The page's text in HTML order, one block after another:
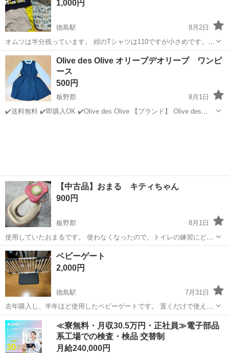
1,000円
徳島駅
8月2日
オムツは半分残っています。 紺のTシャツは110ですが小さめです。
トミカTシャツ100 レギンス95
徳島 徳島市 ベビー用品
Olive des Olive オリーブデオリーブ ワンピ
ース
500円
板野郡
8月1日
✔️送料無料 ✔️即購入OK ✔️Olive des Olive 【ブランド】 Olive des
【中古品】おまる キティちゃん
900円
板野郡
8月1日
使用していたおまるです。 使わなくなったので、トイレの練習にどう
ぞ。 拭いていますが、取れない小さい汚れなどあることをご理解くだ
さる方、よろしくお願いします。 トイレトレーニング
徳島 板野郡 ベビー用品
ベビーゲート
2,000円
徳島駅
7月31日
去年購入し、半年ほど使用したベビーゲートです。 置くだけで使える
ので、パッと場所を変えたり、便利でした。 一つ欠点が、少しグラグ
ラします。 レビューにも書かれています。 安全性は問題ないようで
す。 徳島市住吉の自宅に取...
徳島 徳島市 徳島駅 ベビー用品
≪寮無料・月収30.5万円・正社員≫電子部品
系工場での検査・検品 交替制
月給240,000円